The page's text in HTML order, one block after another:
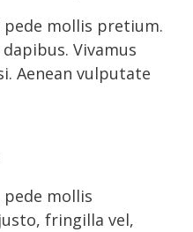
mollis pretium.
dapibus. Vivamus
Aenean vulputate
mollis
fringilla vel,